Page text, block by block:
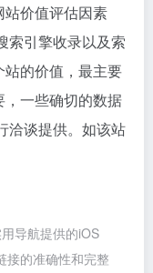
价值评估因素
索引擎收录以及索
的价值，最主要
一些确切的数据
洽谈提供。如该站
导航提供的iOS
接的准确性和完整